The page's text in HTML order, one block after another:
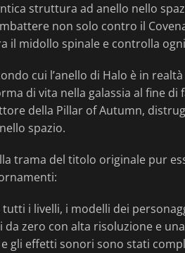
struttura ad anello nello
non solo contro il
il midollo spinale e controlla
cui l’anello di Halo è in
di vita nella galassia al fine di
della Pillar of Autumn,
spazio.
trama del titolo originale pur
i livelli, i modelli dei
zero con alta risoluzione e
gli effetti sonori sono stati